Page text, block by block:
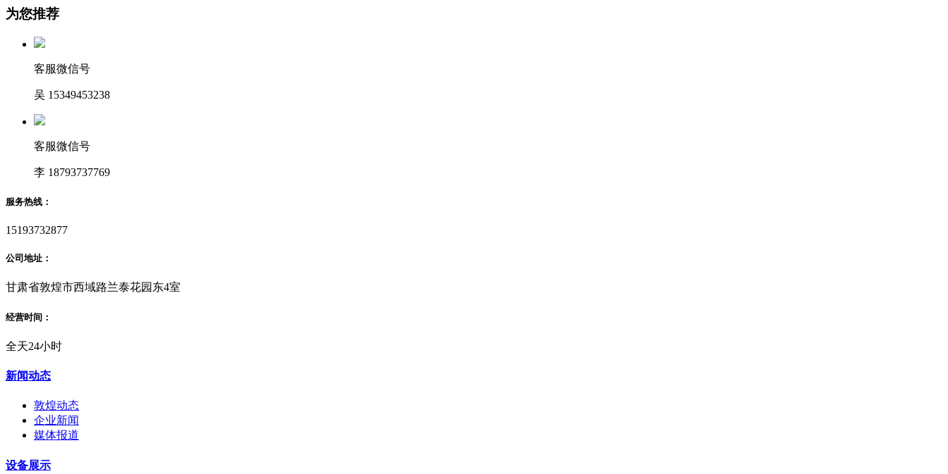
为您推荐
客服微信号
吴 15349453238
客服微信号
李 18793737769
服务热线：
15193732877
公司地址：
甘肃省敦煌市西域路兰泰花园东4室
经营时间：
全天24小时
新闻动态
敦煌动态
企业新闻
媒体报道
设备展示